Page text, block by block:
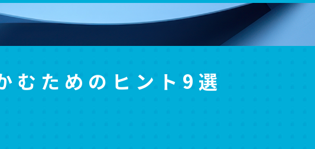
むためのヒント9選